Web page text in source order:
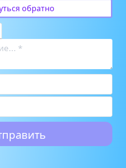
обратно